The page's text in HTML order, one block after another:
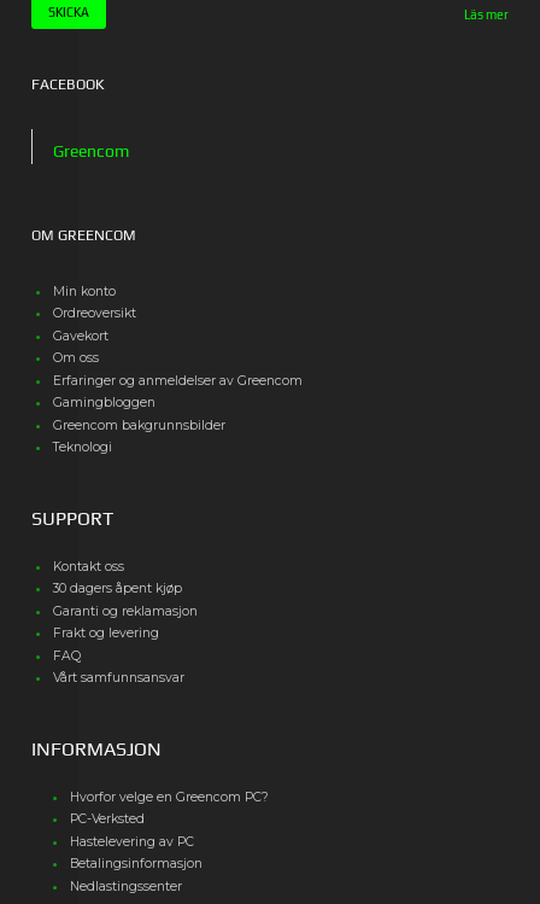
Läs mer
FACEBOOK
Greencom
OM GREENCOM
Min konto
Ordreoversikt
Gavekort
Om oss
Erfaringer og anmeldelser av Greencom
Gamingbloggen
Greencom bakgrunnsbilder
Teknologi
SUPPORT
Kontakt oss
30 dagers åpent kjøp
Garanti og reklamasjon
Frakt og levering
FAQ
Vårt samfunnsansvar
INFORMASJON
Hvorfor velge en Greencom PC?
PC-Verksted
Hastelevering av PC
Betalingsinformasjon
Nedlastingssenter